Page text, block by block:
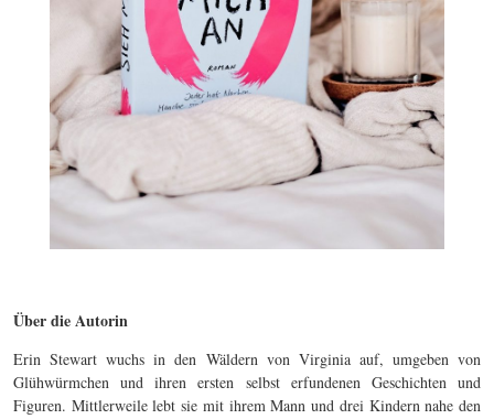
Über die Autorin
Erin Stewart wuchs in den Wäldern von Virginia auf, umgeben von
Glühwürmchen und ihren ersten selbst erfundenen Geschichten und
Figuren. Mittlerweile lebt sie mit ihrem Mann und drei Kindern nahe den